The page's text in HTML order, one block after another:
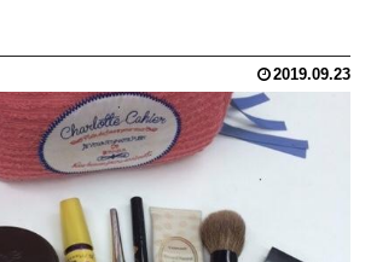
2019.09.23